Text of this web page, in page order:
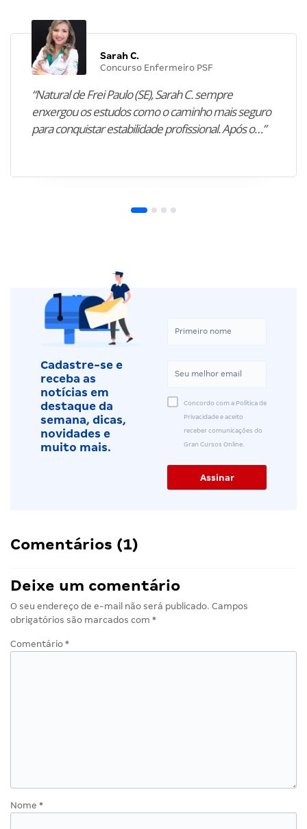
Sarah C.
Concurso Enfermeiro PSF
“Natural de Frei Paulo (SE), Sarah C. sempre
enxergou os estudos como o caminho mais seguro
para conquistar estabilidade profissional. Após o…”
Cadastre-se e
receba as
notícias em
destaque da
semana, dicas,
novidades e
muito mais.
Concordo com a Política de
Privacidade e aceito
receber comunicações do
Gran Cursos Online.
Comentários (1)
Deixe um comentário
O seu endereço de e-mail não será publicado. Campos
obrigatórios são marcados com *
Comentário *
Nome *